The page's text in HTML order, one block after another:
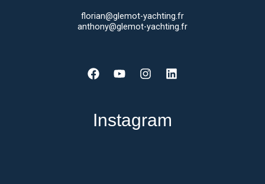
florian@glemot-yachting.fr
anthony@glemot-yachting.fr
Facebook
YoutubeInstagramLinkedin
Instagram